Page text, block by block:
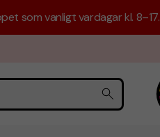
som vanligt vardagar kl. 8–17.